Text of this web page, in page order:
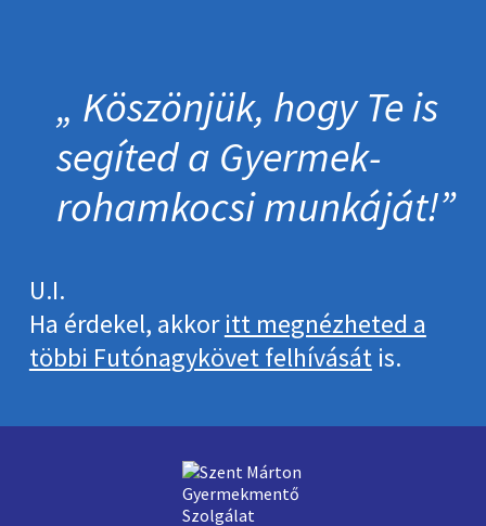
Köszönjük, hogy Te is
segíted a Gyermek­
roham­kocsi munkáját!
U.I.
Ha érdekel, akkoritt megnézheted a
többi Futónagykövet felhívásátis.